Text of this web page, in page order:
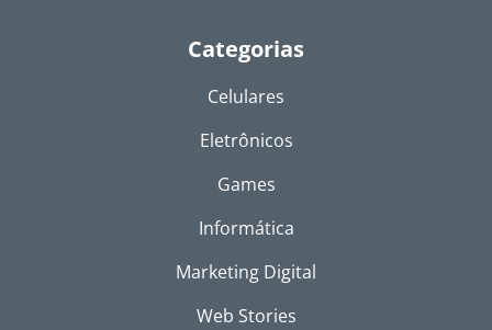
Categorias
Celulares
Eletrônicos
Games
Informática
Marketing Digital
Web Stories